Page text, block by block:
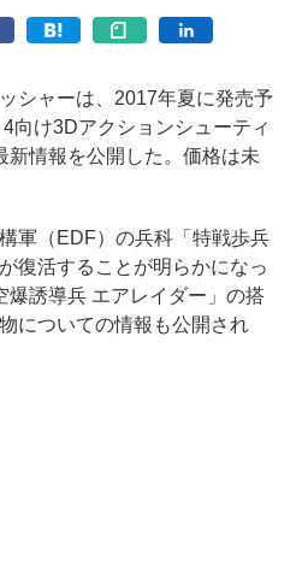
シャーは、2017年夏に発売予
向け3Dアクションシューティ
新情報を公開した。価格は未
軍（EDF）の兵科「特戦歩兵
復活することが明らかになっ
爆誘導兵 エアレイダー」の搭
についての情報も公開され